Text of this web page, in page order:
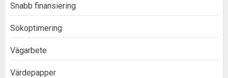
Snabb finansiering
Sökoptimering
Vägarbete
Värdepapper